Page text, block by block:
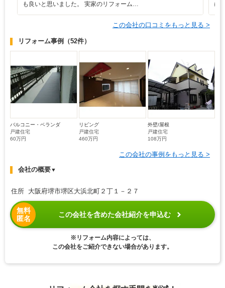
も良いと思いました。 実家のリフォーム…
に
この会社の口コミをもっと見る >
リフォーム事例 （52件）
バルコニー・ベランダ
戸建住宅
60万円
リビング
戸建住宅
460万円
外壁/屋根
戸建住宅
108万円
この会社の事例をもっと見る >
会社の概要▼
住所 大阪府堺市堺区大浜北町２丁１－２７
無料
匿名
この会社を含めた会社紹介を申込む
※リフォーム内容によっては、
この会社をご紹介できない場合があります。